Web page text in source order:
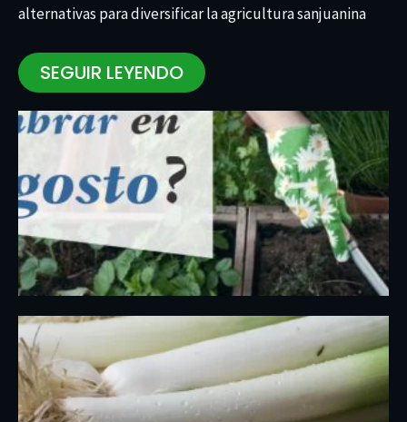
alternativas para diversificar la agricultura sanjuanina
SEGUIR LEYENDO